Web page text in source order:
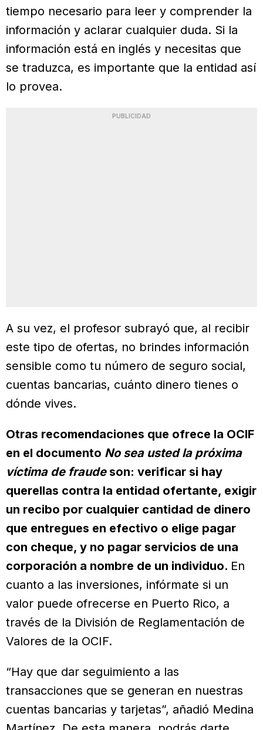
tiempo necesario para leer y comprender la
información y aclarar cualquier duda. Si la
información está en inglés y necesitas que
se traduzca, es importante que la entidad así
lo provea.
PUBLICIDAD
A su vez, el profesor subrayó que, al recibir
este tipo de ofertas, no brindes información
sensible como tu número de seguro social,
cuentas bancarias, cuánto dinero tienes o
dónde vives.
Otras recomendaciones que ofrece la OCIF
en el documento No sea usted la próxima
víctima de fraudeson: verificar si hay
querellas contra la entidad ofertante, exigir
un recibo por cualquier cantidad de dinero
que entregues en efectivo o elige pagar
con cheque, y no pagar servicios de una
corporación a nombre de un individuo. En
cuanto a las inversiones, infórmate si un
valor puede ofrecerse en Puerto Rico, a
través de la División de Reglamentación de
Valores de la OCIF.
“Hay que dar seguimiento a las
transacciones que se generan en nuestras
cuentas bancarias y tarjetas”, añadió Medina